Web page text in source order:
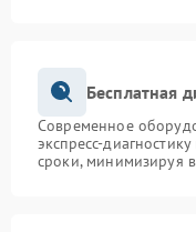
Бесплатная
Современное
экспресс-
сроки, минимизируя